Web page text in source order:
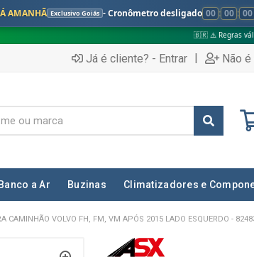
AMANHÃ Exclusivo Goiás - Cronômetro desligado 00 : 00 : 00
🇧🇷 ⚠️ Regras válidas apenas para:
Já é cliente? - Entrar | Não
Banco a Ar Buzinas Climatizadores e
CAMINHÃO VOLVO FH, FM, VM APÓS 2015 LADO ESQUERDO -